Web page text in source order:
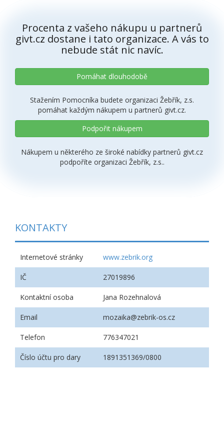
Procenta z vašeho nákupu u partnerů
givt.cz dostane i tato organizace. A vás to
nebude stát nic navíc.
Pomáhat dlouhodobě
Stažením Pomocníka budete organizaci Žebřík, z.s.
pomáhat každým nákupem u partnerů givt.cz.
Podpořit nákupem
Nákupem u některého ze široké nabídky partnerů givt.cz
podpoříte organizaci Žebřík, z.s..
KONTAKTY
Internetové stránky www.zebrik.org
IČ 27019896
Kontaktní osoba Jana Rozehnalová
Email mozaika@zebrik-os.cz
Telefon 776347021
Číslo účtu pro dary 1891351369/0800